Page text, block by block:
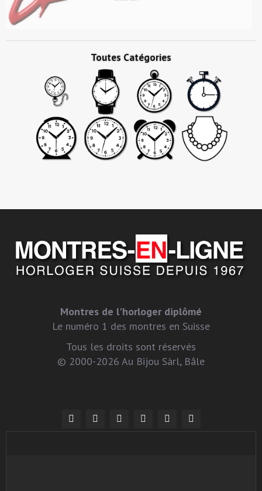
Toutes Catégories
Montres de l'horloger diplômé
Le numéro 1 des montres en Suisse
Tous les droits sont réservés
© 2000-2026 Au Bijou Sàrl, Bâle